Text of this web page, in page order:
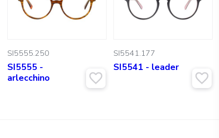
SI5555.250
SI5555 -
arlecchino
SI5541.177
SI5541 - leader